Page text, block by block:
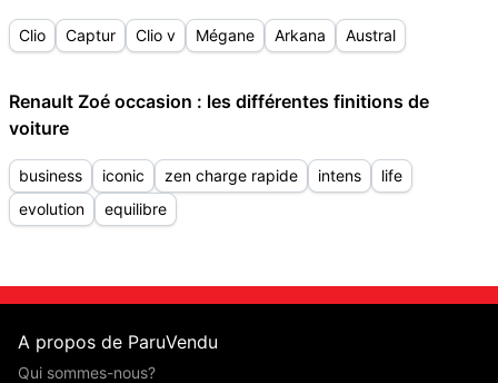
Clio Captur Clio v Mégane Arkana Austral
Renault Zoé occasion : les différentes finitions de
voiture
business iconic zen charge rapide intens
life
evolution
equilibre
A propos de ParuVendu
Qui sommes-nous?